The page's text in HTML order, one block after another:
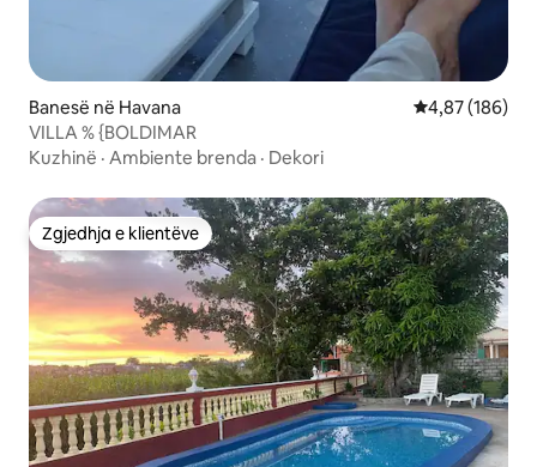
Banesë në Havana Vlerësimi
4,87 (186)
VILLA % {BOLDIMAR
Kuzhinë · Ambiente brenda · Dekori
Zgjedhja e klientëve
Zgjedhja e klientëve